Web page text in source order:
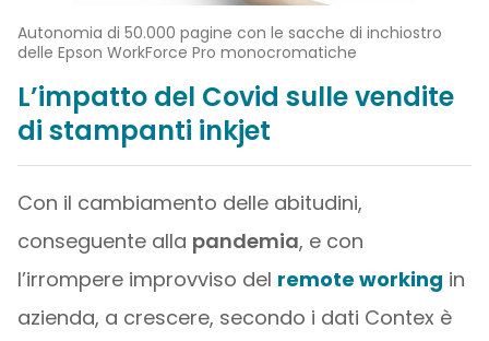
Autonomia di 50.000 pagine con le sacche di inchiostro
delle Epson WorkForce Pro monocromatiche
L’impatto del Covid sulle vendite
di stampanti inkjet
Con il cambiamento delle abitudini,
conseguente alla pandemia, e con
l’irrompere improvviso del remote working in
azienda, a crescere, secondo i dati Contex è